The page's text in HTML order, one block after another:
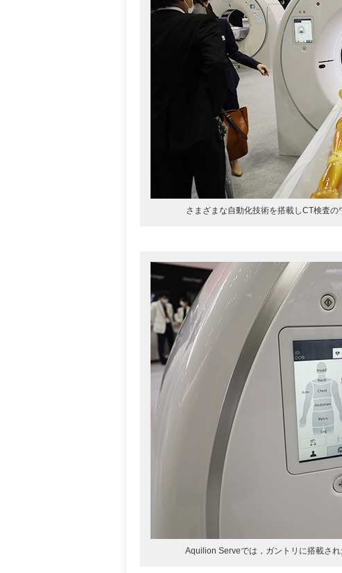
さまざまな自動化技術を搭載しCT検査
Aquilion Serveでは，ガントリに搭載さ